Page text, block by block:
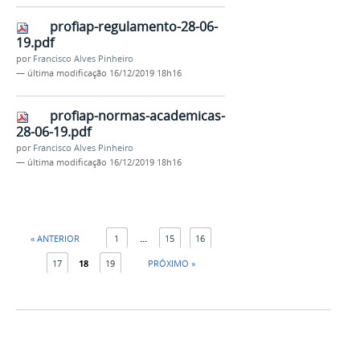
profiap-regulamento-28-06-
19.pdf
por Francisco Alves Pinheiro
— última modificação 16/12/2019 18h16
profiap-normas-academicas-
28-06-19.pdf
por Francisco Alves Pinheiro
— última modificação 16/12/2019 18h16
« ANTERIOR 1 15 16
17 18 19 PRÓXIMO »